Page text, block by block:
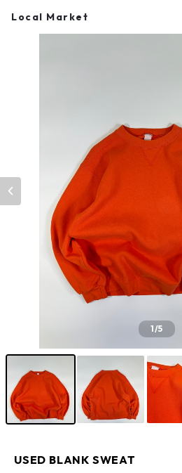
Local Market
1/5
USED BLANK SWEAT